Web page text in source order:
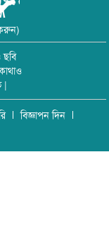
|
বিজ্ঞাপন দিন